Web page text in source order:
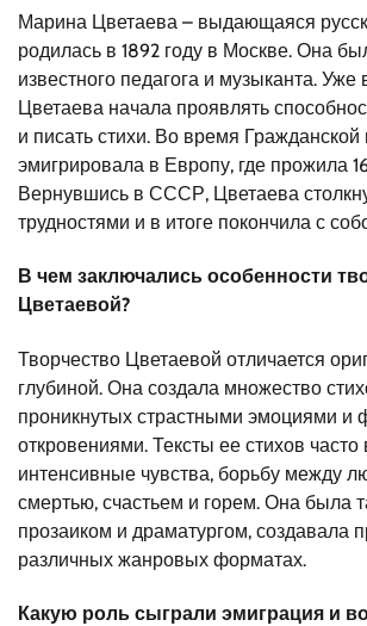
Марина Цветаева – выдающаяся
родилась в 1892 году в Москве. Она
известного педагога и музыканта. Уже
Цветаева начала проявлять
и писать стихи. Во время
эмигрировала в Европу, где прожила
Вернувшись в СССР, Цветаева
трудностями и в итоге покончила с
В чем заключались особенности
Цветаевой?
Творчество Цветаевой отличается
глубиной. Она создала множество
проникнутых страстными эмоциями и
откровениями. Тексты ее стихов
интенсивные чувства, борьбу между
смертью, счастьем и горем. Она была
прозаиком и драматургом, создавала
различных жанровых форматах.
Какую роль сыграли эмиграция и